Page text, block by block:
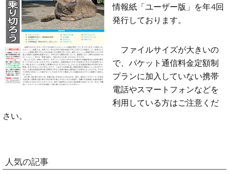
情報紙「ユーザー版」を年4回
発行しております。
ファイルサイズが大きいの
で、パケット通信料金定額制
プランに加入していない携帯
電話やスマートフォンなどを
利用している方はご注意くだ
さい。
人気の記事